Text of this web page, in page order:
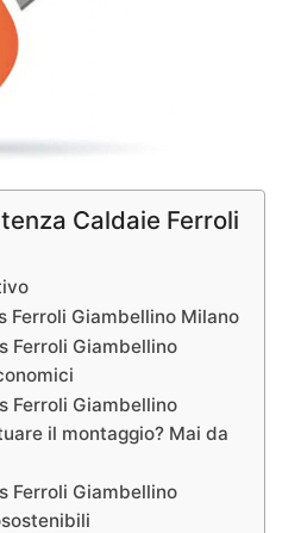
Caldaie Ferroli
Ferroli Giambellino Milano
Ferroli Giambellino
Ferroli Giambellino
il montaggio? Mai da
Ferroli Giambellino